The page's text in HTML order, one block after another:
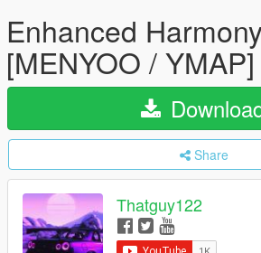
Enhanced Harmony
[MENYOO / YMAP]
Share
Thatguy122